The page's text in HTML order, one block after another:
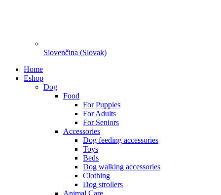
Slovenčina (Slovak)
Home
Eshop
Dog
Food
For Puppies
For Adults
For Seniors
Accessories
Dog feeding accessories
Toys
Beds
Dog walking accessories
Clothing
Dog strollers
Animal Care